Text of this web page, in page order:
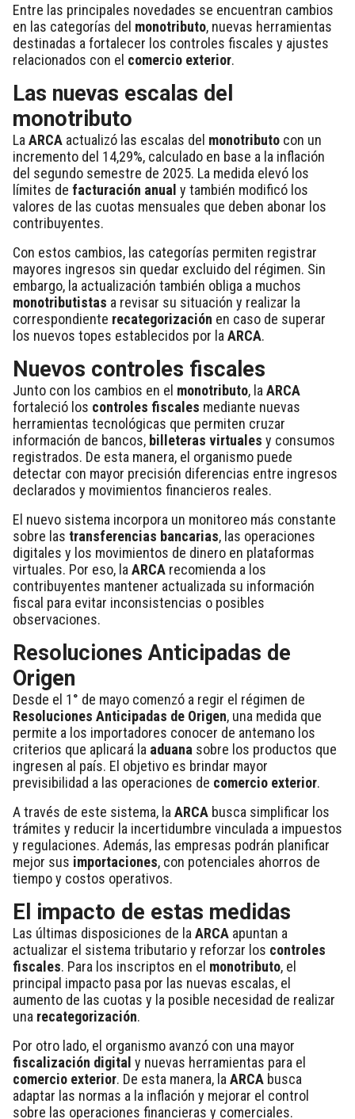
Entre las principales novedades se encuentran cambios
en las categorías del monotributo, nuevas herramientas
destinadas a fortalecer los controles fiscales y ajustes
relacionados con el comercio exterior.
Las nuevas escalas del
monotributo
La ARCA actualizó las escalas del monotributo con un
incremento del 14,29%, calculado en base a la inflación
del segundo semestre de 2025. La medida elevó los
límites de facturación anual y también modificó los
valores de las cuotas mensuales que deben abonar los
contribuyentes.
Con estos cambios, las categorías permiten registrar
mayores ingresos sin quedar excluido del régimen. Sin
embargo, la actualización también obliga a muchos
monotributistas a revisar su situación y realizar la
correspondiente recategorización en caso de superar
los nuevos topes establecidos por la ARCA.
Nuevos controles fiscales
Junto con los cambios en el monotributo, la ARCA
fortaleció los controles fiscales mediante nuevas
herramientas tecnológicas que permiten cruzar
información de bancos, billeteras virtuales y consumos
registrados. De esta manera, el organismo puede
detectar con mayor precisión diferencias entre ingresos
declarados y movimientos financieros reales.
El nuevo sistema incorpora un monitoreo más constante
sobre las transferencias bancarias, las operaciones
digitales y los movimientos de dinero en plataformas
virtuales. Por eso, la ARCA recomienda a los
contribuyentes mantener actualizada su información
fiscal para evitar inconsistencias o posibles
observaciones.
Resoluciones Anticipadas de
Origen
Desde el 1° de mayo comenzó a regir el régimen de
Resoluciones Anticipadas de Origen, una medida que
permite a los importadores conocer de antemano los
criterios que aplicará la aduana sobre los productos que
ingresen al país. El objetivo es brindar mayor
previsibilidad a las operaciones de comercio exterior.
A través de este sistema, la ARCA busca simplificar los
trámites y reducir la incertidumbre vinculada a impuestos
y regulaciones. Además, las empresas podrán planificar
mejor sus importaciones, con potenciales ahorros de
tiempo y costos operativos.
El impacto de estas medidas
Las últimas disposiciones de la ARCA apuntan a
actualizar el sistema tributario y reforzar los controles
fiscales. Para los inscriptos en el monotributo, el
principal impacto pasa por las nuevas escalas, el
aumento de las cuotas y la posible necesidad de realizar
una recategorización.
Por otro lado, el organismo avanzó con una mayor
fiscalización digital y nuevas herramientas para el
comercio exterior. De esta manera, la ARCA busca
adaptar las normas a la inflación y mejorar el control
sobre las operaciones financieras y comerciales.